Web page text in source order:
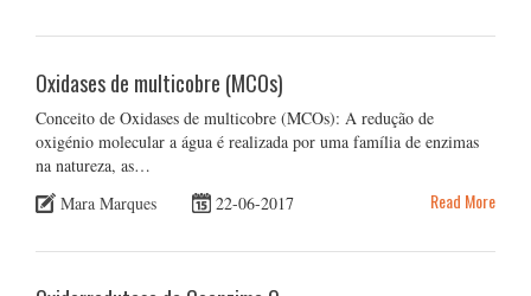
Oxidases de multicobre (MCOs)
Conceito de Oxidases de multicobre (MCOs): A redução de
oxigénio molecular a água é realizada por uma família de enzimas
na natureza, as…
Mara Marques
22-06-2017 Read More